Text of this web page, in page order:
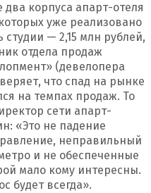
корпуса апарт-отеля
уже реализовано
— 2,15 млн рублей,
отдела продаж
(девелопера
что спад на рынке
на темпах продаж. То
сети апарт-
«Это не падение
неправильный
и не обеспеченные
мало кому интересны.
будет всегда».